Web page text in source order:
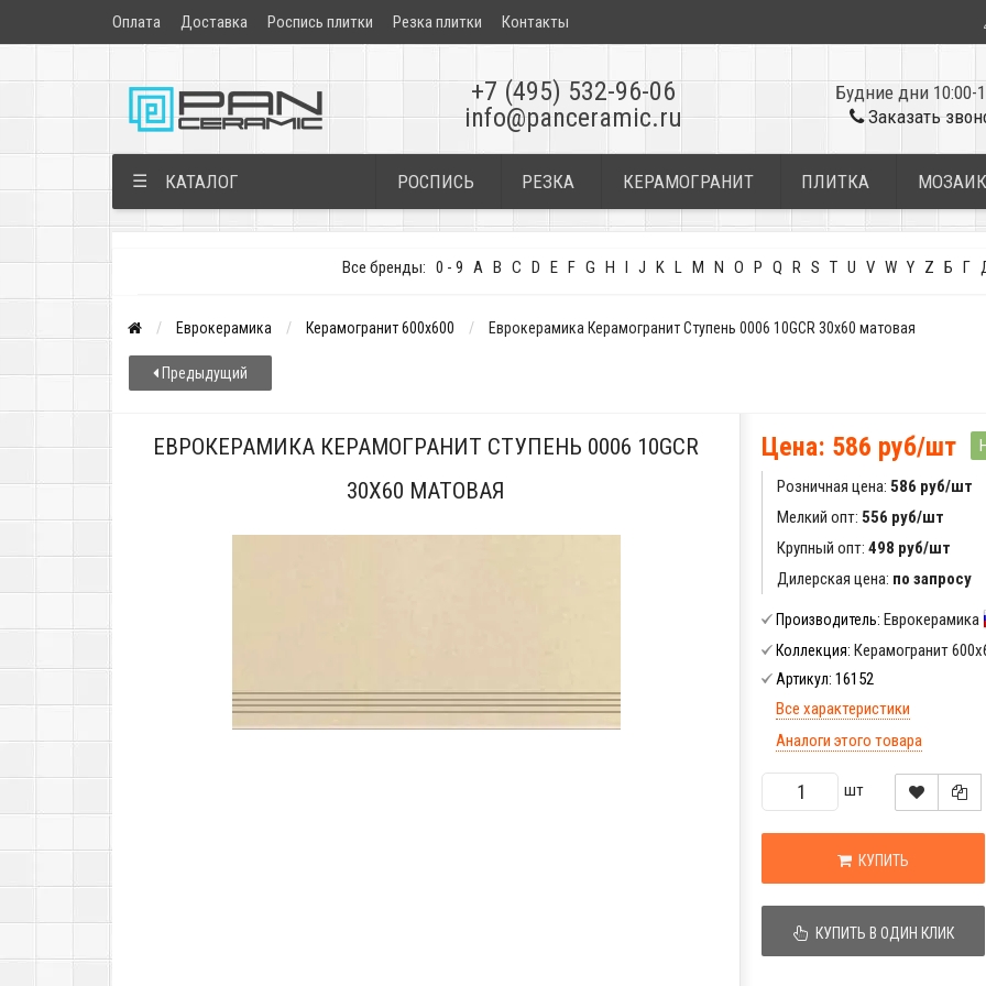
Оплата Доставка Роспись плитки Резка плитки Контакты
+7 (495) 532-96-06
info@panceramic.ru
Будние дни 10:00-
Заказать
☰ КАТАЛОГ РОСПИСЬ РЕЗКА КЕРАМОГРАНИТ ПЛИТКА
Все бренды: 0 - 9 A B C D E F G H I J K L M N O P Q R S T U V W Y Z Б Г
Еврокерамика Керамогранит 600x600 Еврокерамика Керамогранит Ступень 0006 10GCR 30x60 матовая
Предыдущий
ЕВРОКЕРАМИКА КЕРАМОГРАНИТ СТУПЕНЬ 0006 10GCR
30X60 МАТОВАЯ
Цена: 586 руб/шт
Розничная цена: 586 руб/шт
Мелкий опт: 556 руб/шт
Крупный опт: 498 руб/шт
Дилерская цена: по запросу
Производитель: Еврокерамика
Коллекция: Керамогранит
Артикул: 16152
Все характеристики
Аналоги этого товара
шт
КУПИТЬ
КУПИТЬ В ОДИН КЛИК